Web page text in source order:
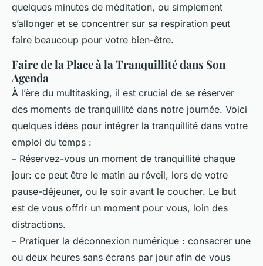
quelques minutes de méditation, ou simplement
s’allonger et se concentrer sur sa respiration peut
faire beaucoup pour votre bien-être.
Faire de la Place à la Tranquillité dans Son
Agenda
À l’ère du multitasking, il est crucial de se réserver
des moments de tranquillité dans notre journée. Voici
quelques idées pour intégrer la tranquillité dans votre
emploi du temps :
– Réservez-vous un moment de tranquillité chaque
jour: ce peut être le matin au réveil, lors de votre
pause-déjeuner, ou le soir avant le coucher. Le but
est de vous offrir un moment pour vous, loin des
distractions.
– Pratiquer la déconnexion numérique : consacrer une
ou deux heures sans écrans par jour afin de vous